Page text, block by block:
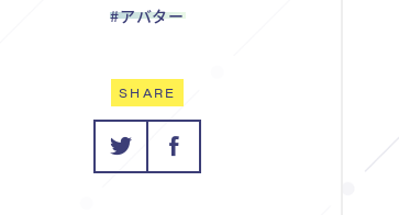
#アバター
SHARE